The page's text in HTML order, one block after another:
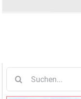
nach: